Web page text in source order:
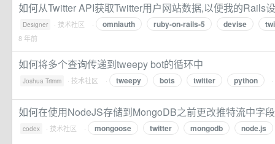
如何从Twitter API获取Twitter用户网站数据,以便我的Rails
Designer · 技术社区 · omniauth ruby-on-rails-5 devise
8 年前
如何将多个查询传递到tweepy bot的循环中
Joshua Trimm · 技术社区 · tweepy bots twitter python
如何在使用NodeJS存储到MongoDB之前更改推特流中字
codex · 技术社区 · mongoose twitter mongodb node.js